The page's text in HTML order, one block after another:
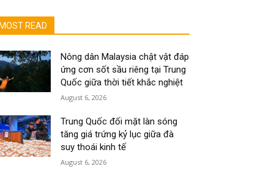
MOST READ
Nông dân Malaysia chật vật đáp
ứng cơn sốt sầu riêng tại Trung
Quốc giữa thời tiết khắc nghiệt
August 6, 2026
Trung Quốc đối mặt làn sóng
tăng giá trứng kỷ lục giữa đà
suy thoái kinh tế
August 6, 2026